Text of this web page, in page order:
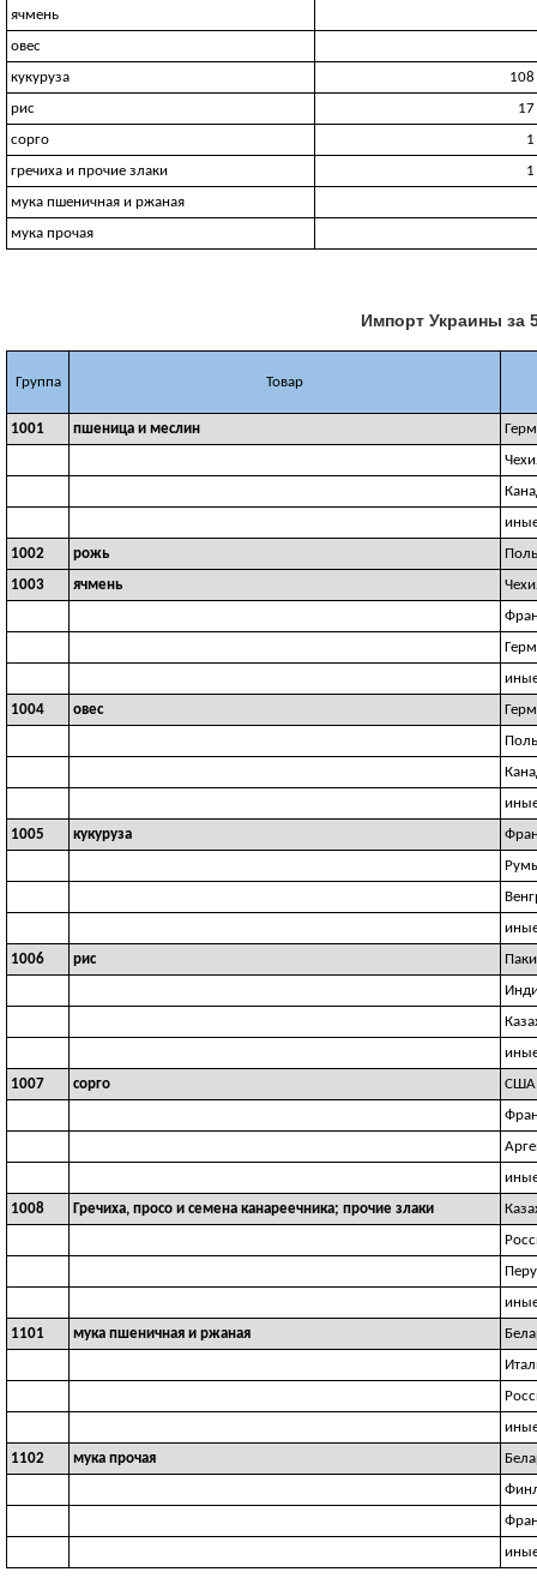
ячмень
овес
кукуруза
рис
сорго
гречиха и прочие злаки
мука пшеничная и ржаная
мука прочая
Импорт Украины за
Группа Товар
1001 пшеница и меслин
1002
рожь
1003
ячмень
1004
овес
1005
кукуруза
1006
рис
1007
сорго
США
1008
Гречиха, просо и семена канареечника; прочие злаки
Перу
1101
мука пшеничная и ржаная
1102
мука прочая